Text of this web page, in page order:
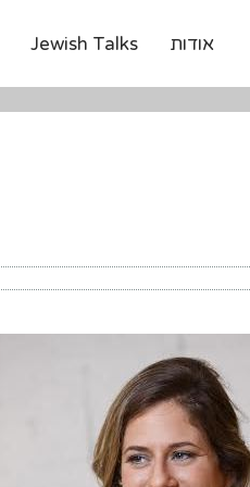
אודות Jewish Talks